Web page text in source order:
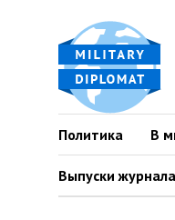
Политика В
Выпуски журнала